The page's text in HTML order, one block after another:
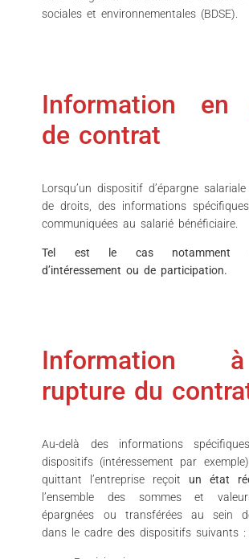
sociales et environnementales (BDSE).
Information en
de contrat
Lorsqu’un dispositif d’épargne
de droits, des informations
communiquées au salarié bénéficiaire.
Tel est le cas notamment
d’intéressement ou de participation.
rupture du
Au-delà des informations
dispositifs (intéressement par
quittant l’entreprise reçoit un état
l’ensemble des sommes et
épargnées ou transférées au sein
dans le cadre des dispositifs suivants :